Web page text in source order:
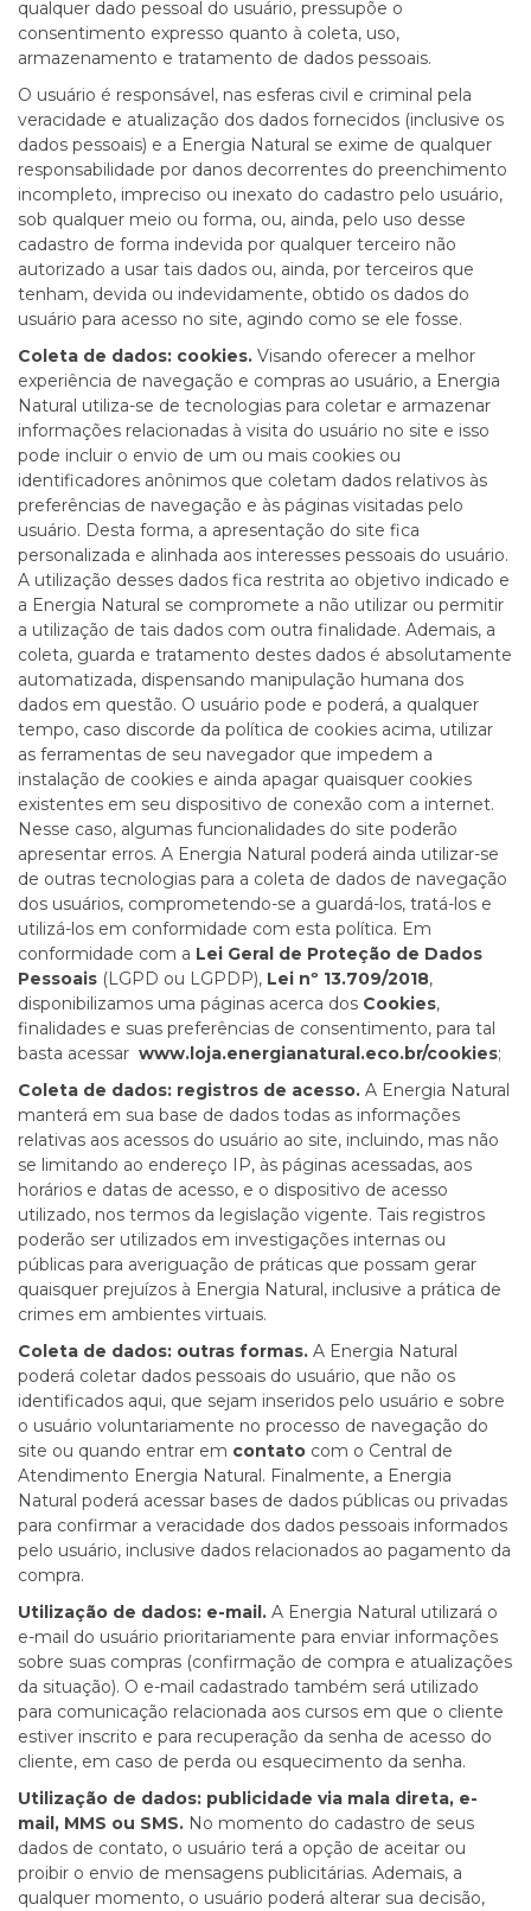
qualquer dado pessoal do usuário, pressupõe o
consentimento expresso quanto à coleta, uso,
armazenamento e tratamento de dados pessoais.
O usuário é responsável, nas esferas civil e criminal pela
veracidade e atualização dos dados fornecidos (inclusive os
dados pessoais) e a Energia Natural se exime de qualquer
responsabilidade por danos decorrentes do preenchimento
incompleto, impreciso ou inexato do cadastro pelo usuário,
sob qualquer meio ou forma, ou, ainda, pelo uso desse
cadastro de forma indevida por qualquer terceiro não
autorizado a usar tais dados ou, ainda, por terceiros que
tenham, devida ou indevidamente, obtido os dados do
usuário para acesso no site, agindo como se ele fosse.
Coleta de dados: cookies. Visando oferecer a melhor
experiência de navegação e compras ao usuário, a Energia
Natural utiliza-se de tecnologias para coletar e armazenar
informações relacionadas à visita do usuário no site e isso
pode incluir o envio de um ou mais cookies ou
identificadores anônimos que coletam dados relativos às
preferências de navegação e às páginas visitadas pelo
usuário. Desta forma, a apresentação do site fica
personalizada e alinhada aos interesses pessoais do usuário.
A utilização desses dados fica restrita ao objetivo indicado e
a Energia Natural se compromete a não utilizar ou permitir
a utilização de tais dados com outra finalidade. Ademais, a
coleta, guarda e tratamento destes dados é absolutamente
automatizada, dispensando manipulação humana dos
dados em questão. O usuário pode e poderá, a qualquer
tempo, caso discorde da política de cookies acima, utilizar
as ferramentas de seu navegador que impedem a
instalação de cookies e ainda apagar quaisquer cookies
existentes em seu dispositivo de conexão com a internet.
Nesse caso, algumas funcionalidades do site poderão
apresentar erros. A Energia Natural poderá ainda utilizar-se
de outras tecnologias para a coleta de dados de navegação
dos usuários, comprometendo-se a guardá-los, tratá-los e
utilizá-los em conformidade com esta política. Em
conformidade com a Lei Geral de Proteção de Dados
Pessoais (LGPD ou LGPDP), Lei nº 13.709/2018,
disponibilizamos uma páginas acerca dos Cookies,
finalidades e suas preferências de consentimento, para tal
basta acessar www.loja.energianatural.eco.br/cookies;
Coleta de dados: registros de acesso. A Energia Natural
manterá em sua base de dados todas as informações
relativas aos acessos do usuário ao site, incluindo, mas não
se limitando ao endereço IP, às páginas acessadas, aos
horários e datas de acesso, e o dispositivo de acesso
utilizado, nos termos da legislação vigente. Tais registros
poderão ser utilizados em investigações internas ou
públicas para averiguação de práticas que possam gerar
quaisquer prejuízos à Energia Natural, inclusive a prática de
crimes em ambientes virtuais.
Coleta de dados: outras formas. A Energia Natural
poderá coletar dados pessoais do usuário, que não os
identificados aqui, que sejam inseridos pelo usuário e sobre
o usuário voluntariamente no processo de navegação do
site ou quando entrar em contato com o Central de
Atendimento Energia Natural. Finalmente, a Energia
Natural poderá acessar bases de dados públicas ou privadas
para confirmar a veracidade dos dados pessoais informados
pelo usuário, inclusive dados relacionados ao pagamento da
compra.
Utilização de dados: e-mail. A Energia Natural utilizará o
e-mail do usuário prioritariamente para enviar informações
sobre suas compras (confirmação de compra e atualizações
da situação). O e-mail cadastrado também será utilizado
para comunicação relacionada aos cursos em que o cliente
estiver inscrito e para recuperação da senha de acesso do
cliente, em caso de perda ou esquecimento da senha.
Utilização de dados: publicidade via mala direta, e-
mail, MMS ou SMS. No momento do cadastro de seus
dados de contato, o usuário terá a opção de aceitar ou
proibir o envio de mensagens publicitárias. Ademais, a
qualquer momento, o usuário poderá alterar sua decisão,